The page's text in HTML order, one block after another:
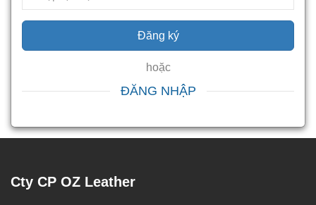
Đăng ký
hoặc
ĐĂNG NHẬP
Cty CP OZ Leather